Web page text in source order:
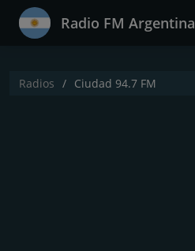
Radio FM Argentina
Radios Ciudad 94.7 FM